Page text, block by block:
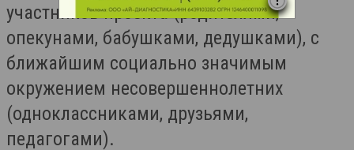
участников проекта (родителями,
опекунами, бабушками, дедушками), с
ближайшим социально значимым
окружением несовершеннолетних
(одноклассниками, друзьями,
педагогами).